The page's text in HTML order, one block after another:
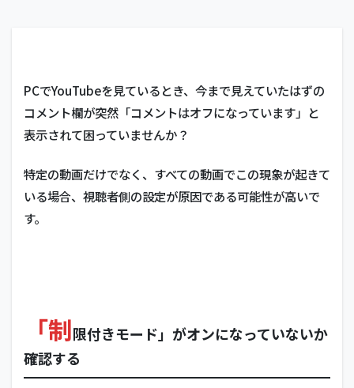
PCでYouTubeを見ているとき、今まで見えていたはずの
コメント欄が突然「コメントはオフになっています」と
表示されて困っていませんか？
特定の動画だけでなく、すべての動画でこの現象が起きて
いる場合、視聴者側の設定が原因である可能性が高いで
す。
「制限付きモード」がオンになっていないか
確認する